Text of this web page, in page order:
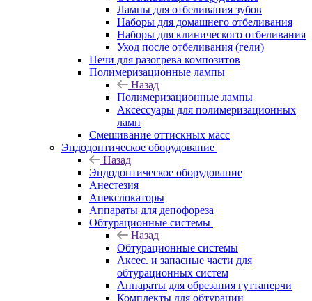
Лампы для отбеливания зубов
Наборы для домашнего отбеливания
Наборы для клинического отбеливания
Уход после отбеливания (гели)
Печи для разогрева композитов
Полимеризационные лампы
Назад
Полимеризационные лампы
Аксессуары для полимеризационных
ламп
Смешивание оттискных масс
Эндодонтическое оборудование
Назад
Эндодонтическое оборудование
Анестезия
Апекслокаторы
Аппараты для депофореза
Обтурационные системы
Назад
Обтурационные системы
Аксес. и запасные части для
обтурационных систем
Аппараты для обрезания гуттаперчи
Комплекты для обтурации